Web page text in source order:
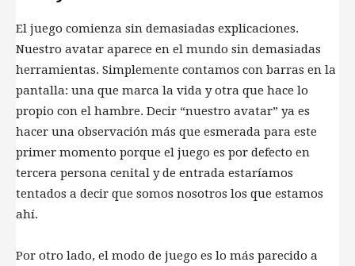
El juego comienza sin demasiadas explicaciones.
Nuestro avatar aparece en el mundo sin demasiadas
herramientas. Simplemente contamos con barras en la
pantalla: una que marca la vida y otra que hace lo
propio con el hambre. Decir “nuestro avatar” ya es
hacer una observación más que esmerada para este
primer momento porque el juego es por defecto en
tercera persona cenital y de entrada estaríamos
tentados a decir que somos nosotros los que estamos
ahí.
Por otro lado, el modo de juego es lo más parecido a